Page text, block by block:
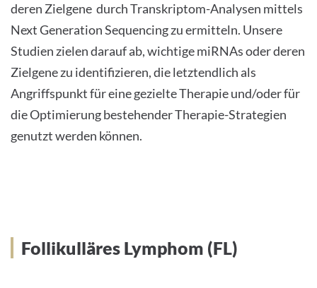
deren Zielgene durch Transkriptom-Analysen mittels
Next Generation Sequencing zu ermitteln. Unsere
Studien zielen darauf ab, wichtige miRNAs oder deren
Zielgene zu identifizieren, die letztendlich als
Angriffspunkt für eine gezielte Therapie und/oder für
die Optimierung bestehender Therapie-Strategien
genutzt werden können.
Follikulläres Lymphom (FL)
Follikulläres Lymphom (FL)